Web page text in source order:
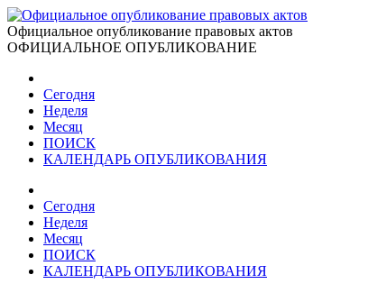
Официальное опубликование правовых актов
ОФИЦИАЛЬНОЕ ОПУБЛИКОВАНИЕ
Сегодня
Неделя
Месяц
ПОИСК
КАЛЕНДАРЬ ОПУБЛИКОВАНИЯ
Сегодня
Неделя
Месяц
ПОИСК
КАЛЕНДАРЬ ОПУБЛИКОВАНИЯ